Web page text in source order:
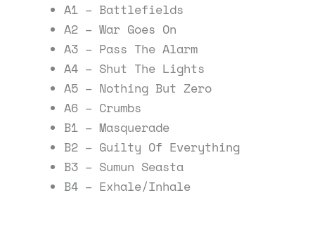
A1 – Battlefields
A2 – War Goes On
A3 – Pass The Alarm
A4 – Shut The Lights
A5 – Nothing But Zero
A6 – Crumbs
B1 – Masquerade
B2 – Guilty Of Everything
B3 – Sumun Seasta
B4 – Exhale/Inhale